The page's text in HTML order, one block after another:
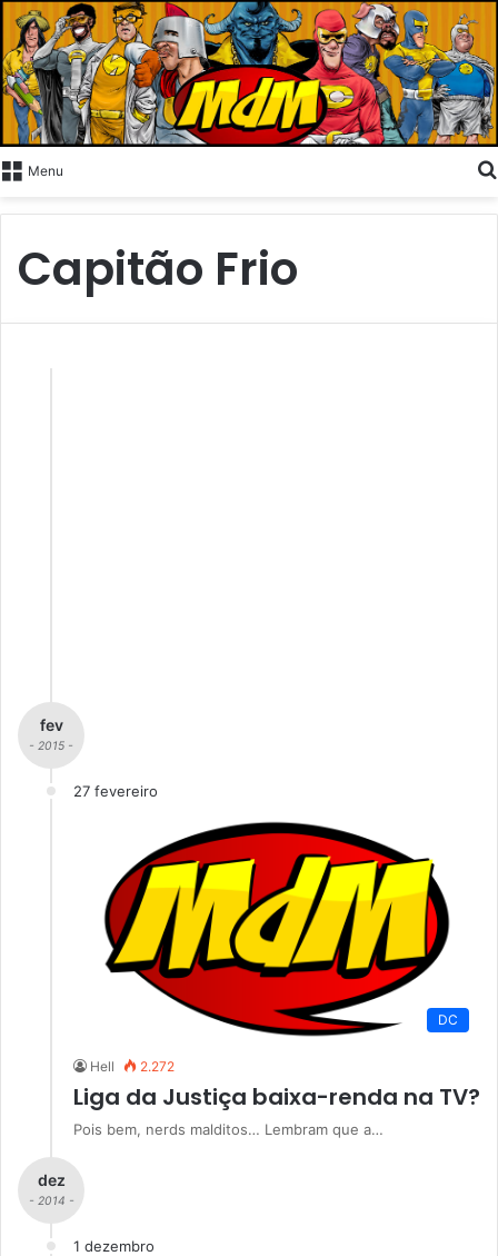
Menu
Capitão Frio
fev
- 2015 -
27 fevereiro
DC
Hell 2.272
Liga da Justiça baixa-renda na TV?
Pois bem, nerds malditos… Lembram que a…
dez
- 2014 -
1 dezembro